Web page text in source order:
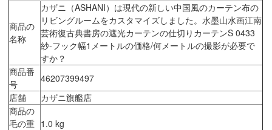
商品の
名称
カザニ（ASHANI）は現代の新しい中国風のカーテン布の
リビングルームをカスタマイズしました。水墨山水画江南
芸術復古典書房の遮光カーテンの仕切りカーテンS 0433
紗-フック幅1メートルの価格/何メートルの撮影が必要で
すか？
商品番
号
46207399497
店舗
カザニ旗艦店
商品の
毛の重 1.0 kg